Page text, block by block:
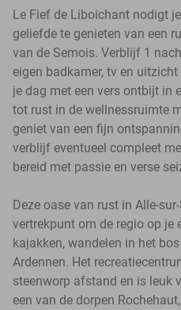
Le Fief de Liboichant nodigt
geliefde te genieten van een
van de Semois. Verblijf 1
eigen badkamer, tv en
je dag met een vers ontbijt in
tot rust in de wellnessruimte
geniet van een fijn
verblijf eventueel compleet
bereid met passie en verse
Deze oase van rust in Alle-
vertrekpunt om de regio op je
kajakken, wandelen in het
Ardennen. Het
steenworp afstand en is leuk
een van de dorpen